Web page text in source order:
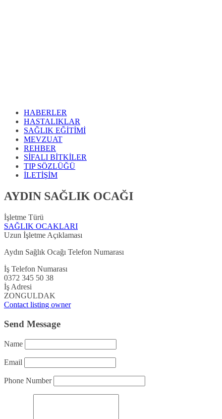
HABERLER
HASTALIKLAR
SAĞLIK EĞİTİMİ
MEVZUAT
REHBER
SİFALI BİTKİLER
TIP SÖZLÜĞÜ
İLETİŞİM
AYDIN SAĞLIK OCAĞI
İşletme Türü
SAĞLIK OCAKLARI
Uzun İşletme Açıklaması
Aydın Sağlık Ocağı Telefon Numarası
İş Telefon Numarası
0372 345 50 38
İş Adresi
ZONGULDAK
Contact listing owner
Send Message
Name
Email
Phone Number